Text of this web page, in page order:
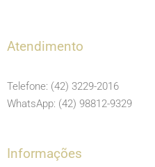
e
o
o
t
g
r
m
b
e
Atendimento
Telefone: (42) 3229-2016
WhatsApp: (42) 98812-9329
Informações